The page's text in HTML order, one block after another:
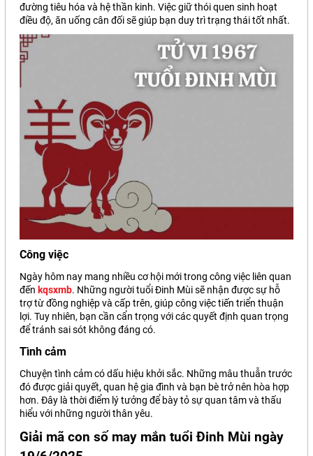
đường tiêu hóa và hệ thần kinh. Việc giữ thói quen sinh hoạt
điều độ, ăn uống cân đối sẽ giúp bạn duy trì trạng thái tốt nhất.
Công việc
Ngày hôm nay mang nhiều cơ hội mới trong công việc liên quan
đến kqsxmb. Những người tuổi Đinh Mùi sẽ nhận được sự hỗ
trợ từ đồng nghiệp và cấp trên, giúp công việc tiến triển thuận
lợi. Tuy nhiên, bạn cần cẩn trọng với các quyết định quan trọng
để tránh sai sót không đáng có.
Tình cảm
Chuyện tình cảm có dấu hiệu khởi sắc. Những mâu thuẫn trước
đó được giải quyết, quan hệ gia đình và bạn bè trở nên hòa hợp
hơn. Đây là thời điểm lý tưởng để bày tỏ sự quan tâm và thấu
hiểu với những người thân yêu.
Giải mã con số may mắn tuổi Đinh Mùi ngày